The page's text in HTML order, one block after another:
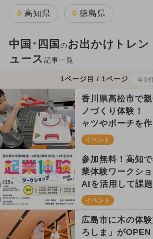
高知県 徳島県
中国･四国 のお出かけトレン
ュース 記事一覧
1ページ目 / 1ページ 全8
香川県高松市で
ノづくり体験！
ャツやポーチを作
イベント
参加無料！高知
業体験ワークシ
AIを活用して課
イベント
広島市に木の体
ろしま」が